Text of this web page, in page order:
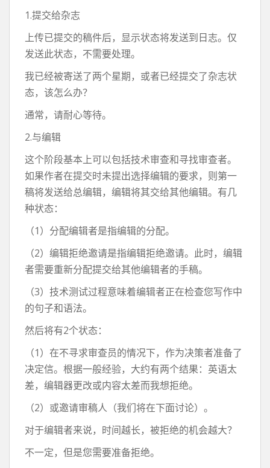
1.提交给杂志
上传已提交的稿件后，显示状态将发送到日志。仅
发送此状态，不需要处理。
我已经被寄送了两个星期，或者已经提交了杂志状
态，该怎么办？
通常，请耐心等待。
2.与编辑
这个阶段基本上可以包括技术审查和寻找审查者。
如果作者在提交时未提出选择编辑的要求，则第一
稿将发送给总编辑，编辑将其交给其他编辑。有几
种状态：
（1）分配编辑者是指编辑的分配。
（2）编辑拒绝邀请是指编辑拒绝邀请。此时，编辑
者需要重新分配提交给其他编辑者的手稿。
（3）技术测试过程意味着编辑者正在检查您写作中
的句子和语法。
然后将有2个状态：
（1）在不寻求审查员的情况下，作为决策者准备了
决定信。根据一般经验，大约有两个结果：英语太
差，编辑器更改或内容太差而我想拒绝。
（2）或邀请审稿人（我们将在下面讨论）。
对于编辑者来说，时间越长，被拒绝的机会越大？
不一定，但是您需要准备拒绝。